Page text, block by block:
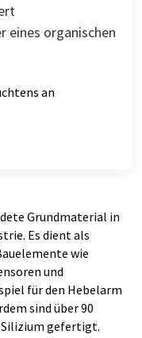
eines organischen
an
Grundmaterial in
Es dient als
wie
und
für den Hebelarm
sind über 90
gefertigt.